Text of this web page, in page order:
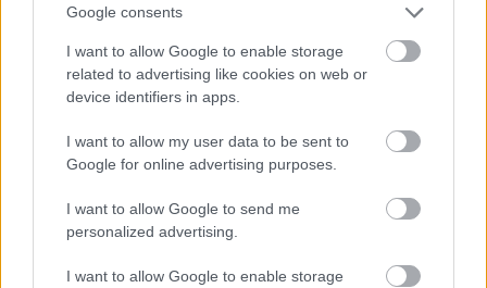
Google consents
I want to allow Google to enable storage
related to advertising like cookies on web or
device identifiers in apps.
I want to allow my user data to be sent to
Google for online advertising purposes.
I want to allow Google to send me
personalized advertising.
I want to allow Google to enable storage
Vidám húsvéti tojásdíszítés a
Nebulo-sarokban
színes_ötletek• 2025. április 15.